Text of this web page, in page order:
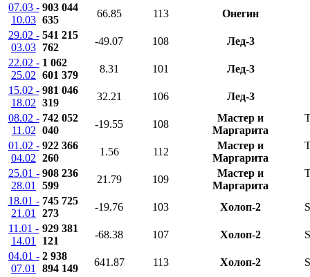
07.03 -
10.03
903 044
635
66.85 113
Онегин
29.02 -
03.03
541 215
762
-49.07 108
Лед-3
22.02 -
25.02
1 062
601 379
8.31 101
Лед-3
15.02 -
18.02
981 046
319
32.21 106
Лед-3
08.02 -
11.02
742 052
040
-19.55 108
Мастер и
Маргарита
01.02 -
04.02
922 366
260
1.56 112
Мастер и
Маргарита
25.01 -
28.01
908 236
599
21.79 109
Мастер и
Маргарита
18.01 -
21.01
745 725
273
-19.76 103 Холоп-2
11.01 -
14.01
929 381
121
-68.38 107 Холоп-2
04.01 -
07.01
2 938
894 149
641.87 113 Холоп-2